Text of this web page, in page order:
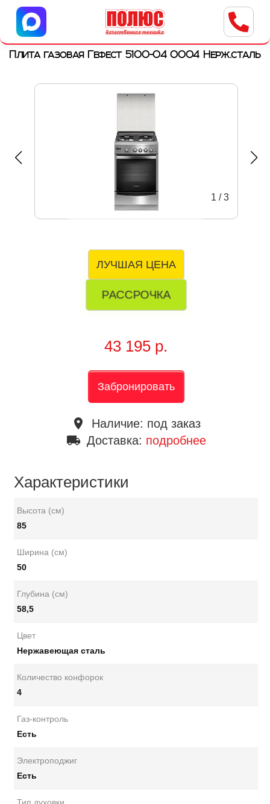
Центр бытовой техники
г. Ульяновск, ул. Пушкарева, 8a
Плита газовая Гефест 5100-04 0004 Нерж.сталь
1 /3
ЛУЧШАЯ ЦЕНА
РАССРОЧКА
43 195 р.
Забронировать
place Наличие: под заказ
local_shipping Доставка: подробнее
Характеристики
Высота (см)
85
Ширина (см)
50
Глубина (см)
58,5
Цвет
Нержавеющая сталь
Количество конфорок
4
Газ-контроль
Есть
Электроподжиг
Есть